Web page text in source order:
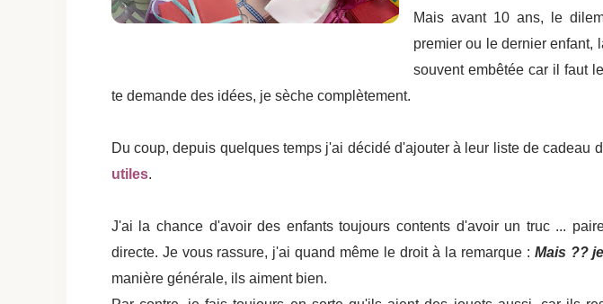
Mais avant 10 ans, le
premier ou le dernier enfant,
souvent embêtée car il faut
te demande des idées, je sèche complètement.
Du coup, depuis quelques temps j'ai décidé d'ajouter à leur liste de cadeau
utiles.
J'ai la chance d'avoir des enfants toujours contents d'avoir un truc ...
directe. Je vous rassure, j'ai quand même le droit à la remarque : Mais ??
manière générale, ils aiment bien.